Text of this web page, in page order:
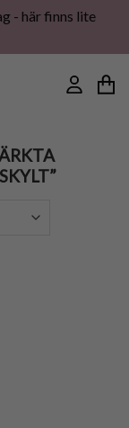
- här finns lite